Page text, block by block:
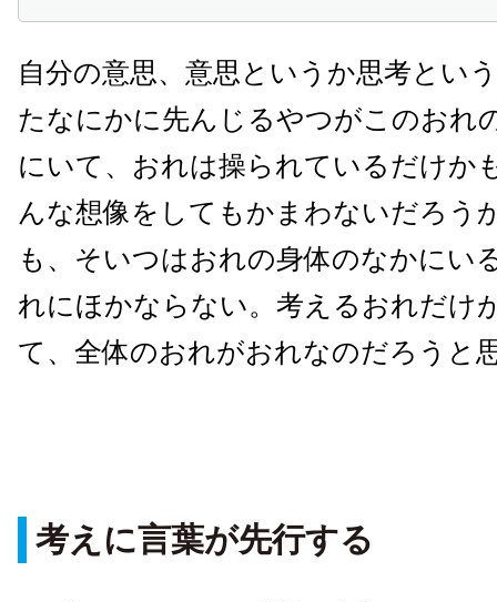
自分の意思、意思というか思考とい
たなにかに先んじるやつがこのおれ
にいて、おれは操られているだけか
んな想像をしてもかまわないだろう
も、そいつはおれの身体のなかにい
れにほかならない。考えるおれだけ
て、全体のおれがおれなのだろうと
考えに言葉が先行する